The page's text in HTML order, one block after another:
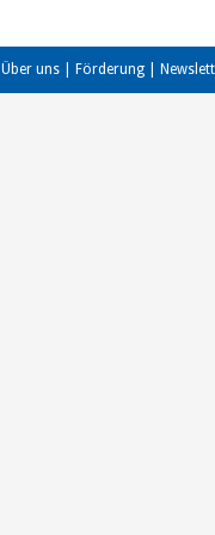
Über uns Förderung